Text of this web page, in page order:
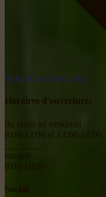
obtenir un itinéraire
Horaires d'ouverture:
du lundi au vendredi
8:00-12:00 et 13:00-18:00
samedi
8:00-18:00
Social